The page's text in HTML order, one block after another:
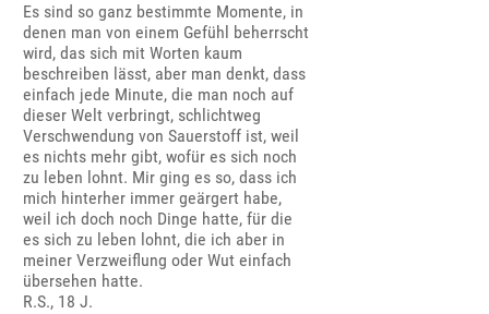
Es sind so ganz bestimmte Momente, in
denen man von einem Gefühl beherrscht
wird, das sich mit Worten kaum
beschreiben lässt, aber man denkt, dass
einfach jede Minute, die man noch auf
dieser Welt verbringt, schlichtweg
Verschwendung von Sauerstoff ist, weil
es nichts mehr gibt, wofür es sich noch
zu leben lohnt. Mir ging es so, dass ich
mich hinterher immer geärgert habe,
weil ich doch noch Dinge hatte, für die
es sich zu leben lohnt, die ich aber in
meiner Verzweiflung oder Wut einfach
übersehen hatte.
R.S., 18 J.